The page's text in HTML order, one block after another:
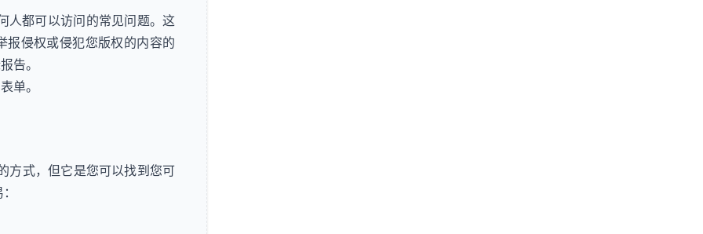
人都可以访问的常见问题。这
报侵权或侵犯您版权的内容的
告。
单。
方式，但它是您可以找到您可